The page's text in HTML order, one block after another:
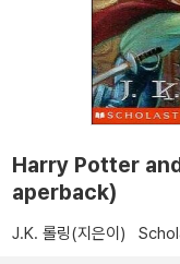
Harry Potter
aperback)
J.K. 롤링(지은이)